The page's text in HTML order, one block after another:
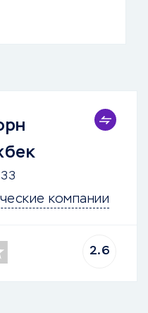
33
компании
2.6